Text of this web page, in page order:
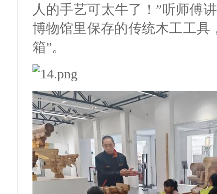
人的手艺可太牛了！”听师傅
博物馆里保存的传统木工工具
箱”。